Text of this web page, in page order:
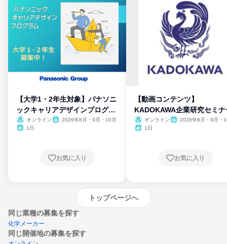
【大学1・2年生対象】パナソニ
ックキャリアデザインプログラ
ム
オンライン
2026年8月・9月・10月
1日
お気に入り
【動画コンテンツ】
KADOKAWA企業研究セミナ
オンライン
2026年8月・9月・
1日
お気に入り
トップページへ
同じ業種の募集を探す
化学メーカー
同じ開催地の募集を探す